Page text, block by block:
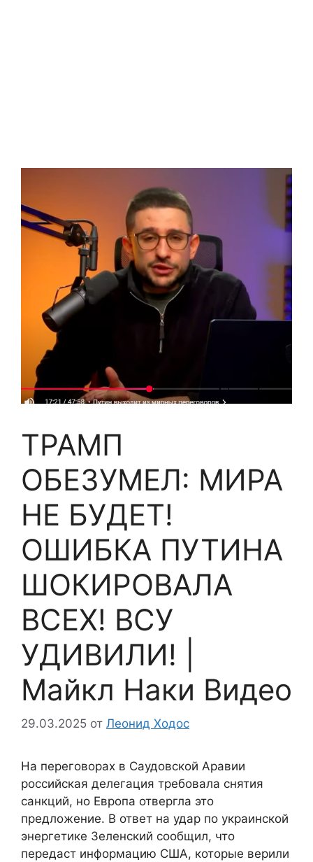
ТРАМП
ОБЕЗУМЕЛ: МИРА
НЕ БУДЕТ!
ОШИБКА ПУТИНА
ШОКИРОВАЛА
ВСЕХ! ВСУ
УДИВИЛИ! |
Майкл Наки Видео
29.03.2025 от Леонид Ходос
На переговорах в Саудовской Аравии
российская делегация требовала снятия
санкций, но Европа отвергла это
предложение. В ответ на удар по украинской
энергетике Зеленский сообщил, что
передаст информацию США, которые верили